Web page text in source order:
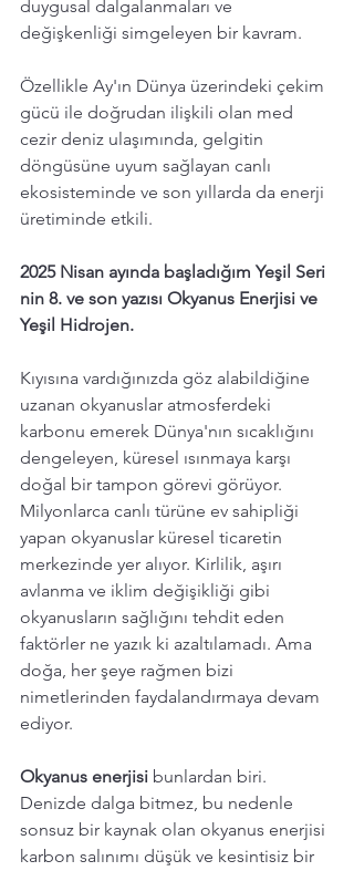
duygusal dalgalanmaları ve
değişkenliği simgeleyen bir kavram.
Özellikle Ay'ın Dünya üzerindeki çekim
gücü ile doğrudan ilişkili olan med
cezir deniz ulaşımında, gelgitin
döngüsüne uyum sağlayan canlı
ekosisteminde ve son yıllarda da enerji
üretiminde etkili.
2025 Nisan ayında başladığım Yeşil Seri
nin 8. ve son yazısı Okyanus Enerjisi ve
Yeşil Hidrojen.
Kıyısına vardığınızda göz alabildiğine
uzanan okyanuslar atmosferdeki
karbonu emerek Dünya'nın sıcaklığını
dengeleyen, küresel ısınmaya karşı
doğal bir tampon görevi görüyor.
Milyonlarca canlı türüne ev sahipliği
yapan okyanuslar küresel ticaretin
merkezinde yer alıyor. Kirlilik, aşırı
avlanma ve iklim değişikliği gibi
okyanusların sağlığını tehdit eden
faktörler ne yazık ki azaltılamadı. Ama
doğa, her şeye rağmen bizi
nimetlerinden faydalandırmaya devam
ediyor.
Okyanus enerjisi bunlardan biri.
Denizde dalga bitmez, bu nedenle
sonsuz bir kaynak olan okyanus enerjisi
karbon salınımı düşük ve kesintisiz bir